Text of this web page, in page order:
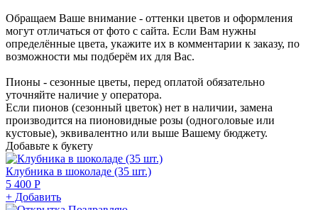
Обращаем Ваше внимание - оттенки цветов и оформления
могут отличаться от фото с сайта. Если Вам нужны
определённые цвета, укажите их в комментарии к заказу, по
возможности мы подберём их для Вас.
Пионы - сезонные цветы, перед оплатой обязательно
уточняйте наличие у оператора.
Если пионов (сезонный цветок) нет в наличии, замена
производится на пионовидные розы (одноголовые или
кустовые), эквивалентно или выше Вашему бюджету.
Добавьте к букету
Клубника в шоколаде (35 шт.)
5 400 Р
+ Добавить